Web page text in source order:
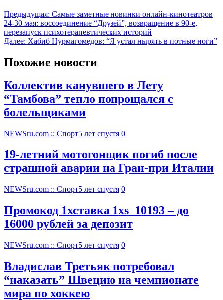
Предыдущая: Самые заметные новинки онлайн-кинотеатров
24-30 мая: воссоединение “Друзей”, возвращение в 90-е,
перезапуск психотерапевтических историй
Далее: Хабиб Нурмагомедов: “Я устал нырять в потные ноги”
Похожие новости
Коллектив канувшего в Лету
“Тамбова” тепло попрощался с
болельщиками
NEWSru.com :: Спорт5 лет спустя 0
19-летний мотогонщик погиб после
страшной аварии на Гран-при Италии
NEWSru.com :: Спорт5 лет спустя 0
Промокод 1хставка 1xs_10193 – до
16000 рублей за депозит
NEWSru.com :: Спорт5 лет спустя 0
Владислав Третьяк потребовал
“наказать” Швецию на чемпионате
мира по хоккею